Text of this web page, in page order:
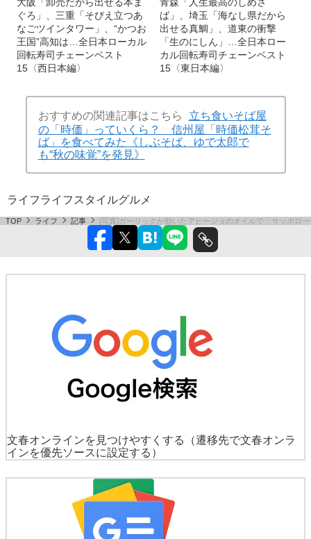
ぐろ」、三重「そびえ立つあ
なごツインタワー」、“かつお
王国”高知は…全日本ローカル
回転寿司チェーンベスト
15〈西日本編〉
ば」、埼玉「海なし県だから
出せる真鯛」、道東の衝撃
「生のにしん」…全日本ロー
カル回転寿司チェーンベスト
15〈東日本編〉
おすすめの関連記事はこちら
立ち食いそば屋
の「時価」っていくら？ 信州屋「時価松茸そ
ば」を食べてみた《しぶそば、ゆで太郎で
も“秋の味覚”を発見》
ライフライフスタイルグルメ
TOP ライフ 記事 [写真]ガーリックが効いたアヒージョのオイルで「サッポロ
文春オンラインを見つけやすくする
（遷移先で文春オンラ
インを優先ソースに設定する）